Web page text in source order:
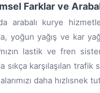
Farklar ve
arabalı kurye
yoğun yağış ve kar
lastik ve fren
sıkça karşılaşılan
daha hızlısnek